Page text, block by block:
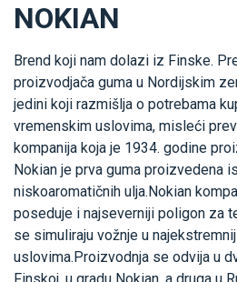
NOKIAN
Brend koji nam dolazi iz Finske.
proizvodjača guma u Nordijskim
jedini koji razmišlja o potrebama
vremenskim uslovima, misleći
kompanija koja je 1934. godine
Nokian je prva guma proizvedena
niskoaromatičnih ulja.Nokian
poseduje i najseverniji poligon za
se simuliraju vožnje u
uslovima.Proizvodnja se odvija u